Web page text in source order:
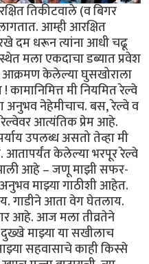
तिकीटवाले (व बिगर
आम्ही आरक्षित
दम धरून त्यांना आधी चढू
मला एकदाचा डब्यात प्रवेश
आक्रमण केलेल्या घुसखोराला
मी नियमित रेल्वे
अनुभव नेहेमीचाच. बस, रेल्वे व
रेल्वेवर आत्यंतिक प्रेम आहे.
उपलब्ध असतो तेव्हा मी
आतापर्यंत केलेल्या भरपूर रेल्वे
झाली आहे – जणू माझी सफर-
माझ्या गाठीशी आहेत.
गाडीने आता वेग घेतलाय.
आहे. आज मला तीव्रतेने
माझ्या या सखीलाच
सहवासाचे काही किस्से